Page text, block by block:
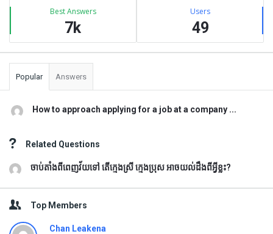
Best Answers
7k
Users
49
Popular Answers
How to approach applying for a job at a company ...
Related Questions
ចាប់តាំងពីពេញវ័យទៅ តើក្មេងស្រី ក្មេងប្រុស អាចយល់ដឹងពីអ្វីខ្លះ?
Top Members
Chan Leakena